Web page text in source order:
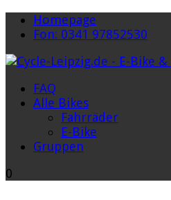
Homepage
Fon: 0341 97852530
FAQ
Alle Bikes
Fahrräder
E-Bike
Gruppen
0